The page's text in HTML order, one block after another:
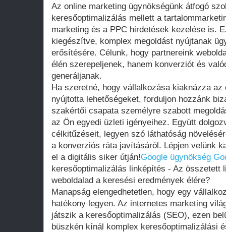
Az online marketing ügynökségünk átfogó
keresőoptimalizálás mellett a
marketing és a PPC hirdetések kezelése is.
kiegészítve, komplex megoldást nyújtanak
erősítésére. Célunk, hogy partnereink
élén szerepeljenek, hanem konverziót és
generáljanak.
Ha szeretné, hogy vállalkozása kiaknázza
nyújtotta lehetőségeket, forduljon hozzánk
szakértői csapata személyre szabott
az Ön egyedi üzleti igényeihez. Együtt
célkitűzéseit, legyen szó láthatóság
a konverziós ráta javításáról. Lépjen velünk
el a digitális siker útján!Google ügynökség
keresőoptimalizálás linképítés - Az összetett
weboldalad a keresési eredmények élére?
Manapság elengedhetetlen, hogy egy
hatékony legyen. Az internetes marketing
játszik a keresőoptimalizálás (SEO), ezen
büszkén kínál komplex keresőoptimalizálási